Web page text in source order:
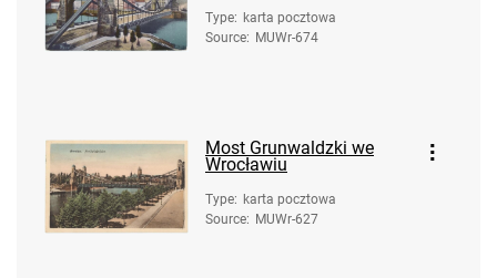
Type: karta pocztowa
Source: MUWr-674
Most Grunwaldzki we
Wrocławiu
Type: karta pocztowa
Source: MUWr-627